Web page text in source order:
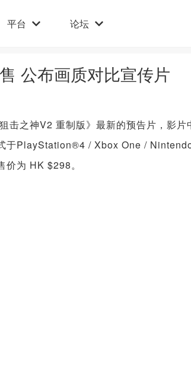
平台 论坛
公布画质对比宣传片
之神V2 重制版》最新的预告片，影片
于PlayStation®4 / Xbox One /
为 HK $298。